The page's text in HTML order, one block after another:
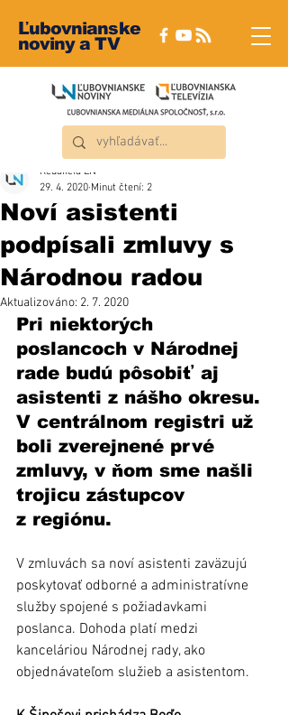
Ľubovnianske
noviny a TV
Noví asistenti
podpísali zmluvy s
Národnou radou
Redakcia ĽN
29. 4. 2020 Minut čtení: 2
Aktualizováno: 2. 7. 2020
Pri niektorých
poslancoch v Národnej
rade budú pôsobiť aj
asistenti z nášho okresu.
V centrálnom registri už
boli zverejnené prvé
zmluvy, v ňom sme našli
trojicu zástupcov
z regiónu.
V zmluvách sa noví asistenti zaväzujú
poskytovať odborné a administratívne
služby spojené s požiadavkami
poslanca. Dohoda platí medzi
kanceláriou Národnej rady, ako
objednávateľom služieb a asistentom.